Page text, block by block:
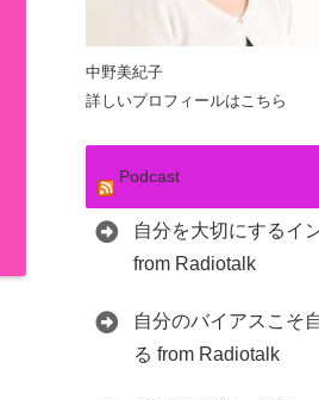
中野美紀子
詳しいプロフィールはこちら
Podcast
自分を大切にするイ
from Radiotalk
自分のバイアスこそ
る from Radiotalk